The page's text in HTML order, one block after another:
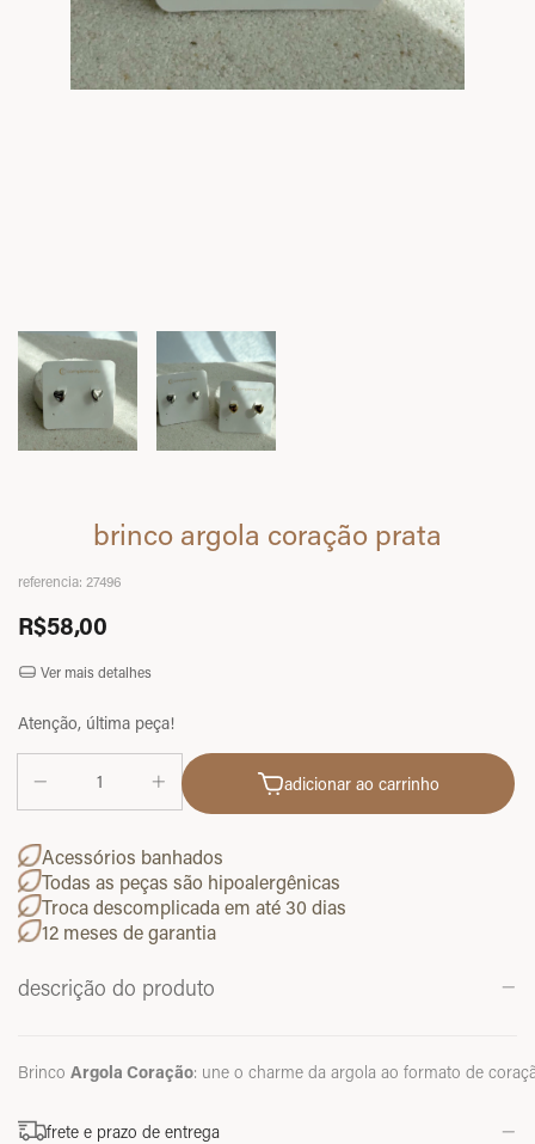
brinco argola coração prata
referencia: 27496
R$58,00
Ver mais detalhes
Atenção, última peça!
adicionar ao carrinho
Acessórios banhados
Todas as peças são hipoalergênicas
Troca descomplicada em até 30 dias
12 meses de garantia
descrição do produto
Brinco Argola Coração: une o charme da argola ao formato de
frete e prazo de entrega